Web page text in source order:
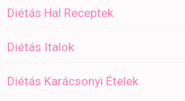
Diétás Hal Receptek
Diétás Italok
Diétás Karácsonyi Ételek